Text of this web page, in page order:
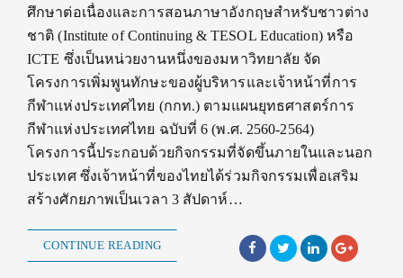
ศึกษาต่อเนื่องและการสอนภาษาอังกฤษสำหรับชาวต่าง
ชาติ (Institute of Continuing & TESOL Education) หรือ
ICTE ซึ่งเป็นหน่วยงานหนึ่งของมหาวิทยาลัย จัด
โครงการเพิ่มพูนทักษะของผู้บริหารและเจ้าหน้าที่การ
กีฬาแห่งประเทศไทย (กกท.) ตามแผนยุทธศาสตร์การ
กีฬาแห่งประเทศไทย ฉบับที่ 6 (พ.ศ. 2560-2564)
โครงการนี้ประกอบด้วยกิจกรรมที่จัดขึ้นภายในและนอก
ประเทศ ซึ่งเจ้าหน้าที่ของไทยได้ร่วมกิจกรรมเพื่อเสริม
สร้างศักยภาพเป็นเวลา 3 สัปดาห์…
CONTINUE READING